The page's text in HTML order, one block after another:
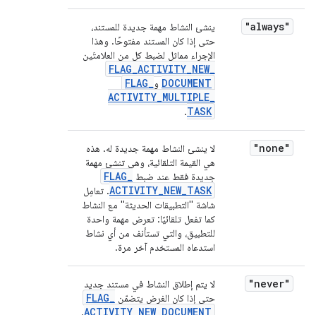
"always"
ينشئ النشاط مهمة جديدة للمستند،
حتى إذا كان المستند مفتوحًا. وهذا
الإجراء مماثل لضبط كل من العلامتَين
FLAG_ACTIVITY_NEW_
DOCUMENT و FLAG_
ACTIVITY_MULTIPLE_
TASK
.
"none"
لا ينشئ النشاط مهمة جديدة له. هذه
هي القيمة التلقائية، وهي تنشئ مهمة
جديدة فقط عند ضبط
FLAG_
ACTIVITY_NEW_TASK
. تعامِل
شاشة "التطبيقات الحديثة" مع النشاط
كما تفعل تلقائيًا: تعرض مهمة واحدة
للتطبيق، والتي تستأنف من أي نشاط
استدعاه المستخدم آخر مرة.
"never"
لا يتم إطلاق النشاط في مستند جديد
حتى إذا كان الغرض يتضمّن
FLAG_
ACTIVITY NEW_ DOCUMENT
.